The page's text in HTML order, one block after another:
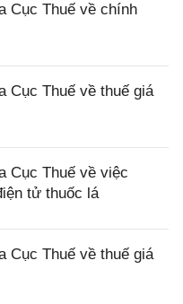
Cục Thuế về chính
Cục Thuế về thuế giá
Cục Thuế về việc
tử thuốc lá
Cục Thuế về thuế giá